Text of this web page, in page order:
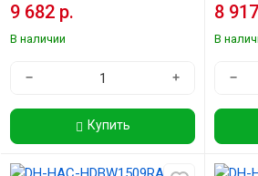
9 682 р.
В наличии
− +
Купить
8
В
−